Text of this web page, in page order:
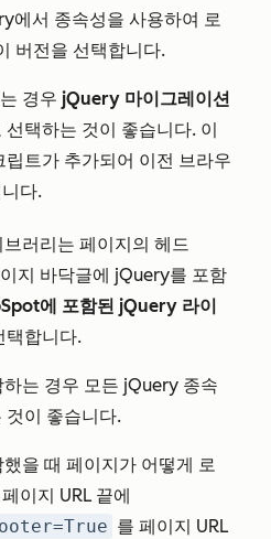
에서 종속성을 사용하여 로
버전을 선택합니다.
경우 jQuery 마이그레이션
택하는 것이 좋습니다. 이
트가 추가되어 이전 브라우
다.
러리는 페이지의 헤드
지 바닥글에 jQuery를 포함
에 포함된 jQuery 라이
택합니다.
는 경우 모든 jQuery 종속
것이 좋습니다.
을 때 페이지가 어떻게 로
이지 URL 끝에
를 페이지 URL